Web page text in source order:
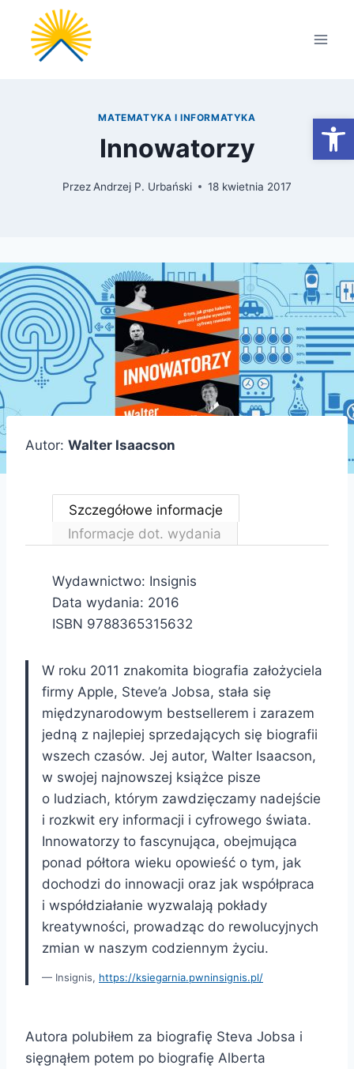
Przejdź
treści
MATEMATYKA I INFORMATYKA
Innowatorzy
Przez Andrzej P. Urbański 18 kwietnia 2017
Autor: Walter Isaacson
Szczegółowe informacje
Informacje dot. wydania
Wydawnictwo: Insignis
Data wydania: 2016
ISBN 9788365315632
W roku 2011 znakomita biografia założyciela
firmy Apple, Steve’a Jobsa, stała się
międzynarodowym bestsellerem i zarazem
jedną z najlepiej sprzedających się biografii
wszech czasów. Jej autor, Walter Isaacson,
w swojej najnowszej książce pisze
o ludziach, którym zawdzięczamy nadejście
i rozkwit ery informacji i cyfrowego świata.
Innowatorzy to fascynująca, obejmująca
ponad półtora wieku opowieść o tym, jak
dochodzi do innowacji oraz jak współpraca
i współdziałanie wyzwalają pokłady
kreatywności, prowadząc do rewolucyjnych
zmian w naszym codziennym życiu.
Insignis, https://ksiegarnia.pwninsignis.pl/
Autora polubiłem za biografię Steva Jobsa i
sięgnąłem potem po biografię Alberta